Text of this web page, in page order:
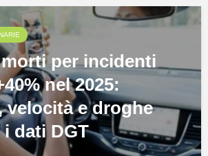
per incidenti
nel 2025:
velocità e droghe
dati DGT